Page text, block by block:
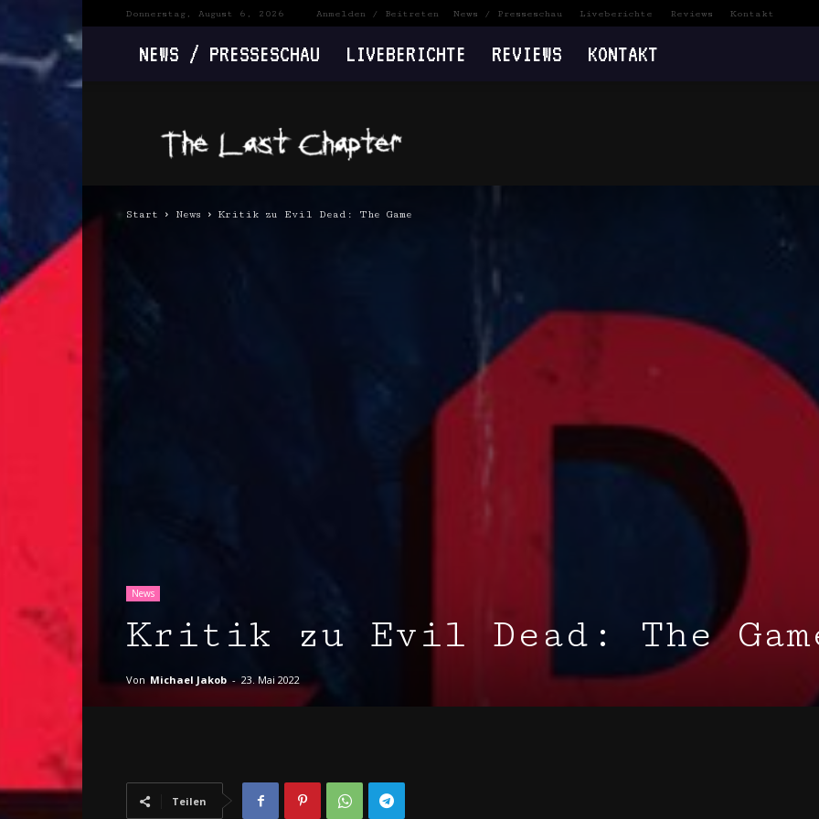
Donnerstag, August 6, 2026 Anmelden / Beitreten News / Presseschau Liveberichte Reviews Kontakt
NEWS / PRESSESCHAU LIVEBERICHTE REVIEWS KONTAKT
Last
Chapter
Start News Kritik zu Evil Dead: The Game
News
Kritik zu Evil Dead: The
Von Michael Jakob - 23. Mai 2022
Teilen